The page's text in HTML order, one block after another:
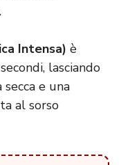
Intensa) è
lasciando
e una
al sorso